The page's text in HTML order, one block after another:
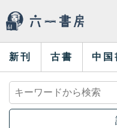
新刊 古書 中国